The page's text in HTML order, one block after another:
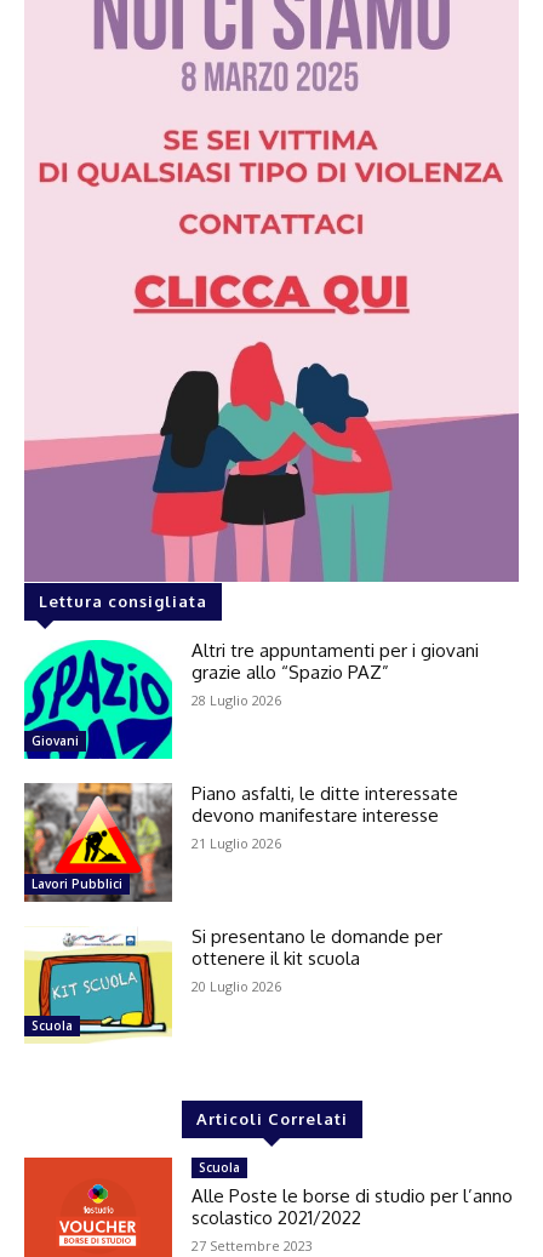
Lettura consigliata
Giovani
Altri tre appuntamenti per i giovani
grazie allo “Spazio PAZ”
28 Luglio 2026
Lavori Pubblici
Piano asfalti, le ditte interessate
devono manifestare interesse
21 Luglio 2026
Scuola
Si presentano le domande per
ottenere il kit scuola
20 Luglio 2026
Articoli Correlati
Scuola
Alle Poste le borse di studio per l’anno
scolastico 2021/2022
27 Settembre 2023